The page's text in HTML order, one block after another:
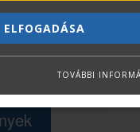
ISMERŐS
TOVÁBBI